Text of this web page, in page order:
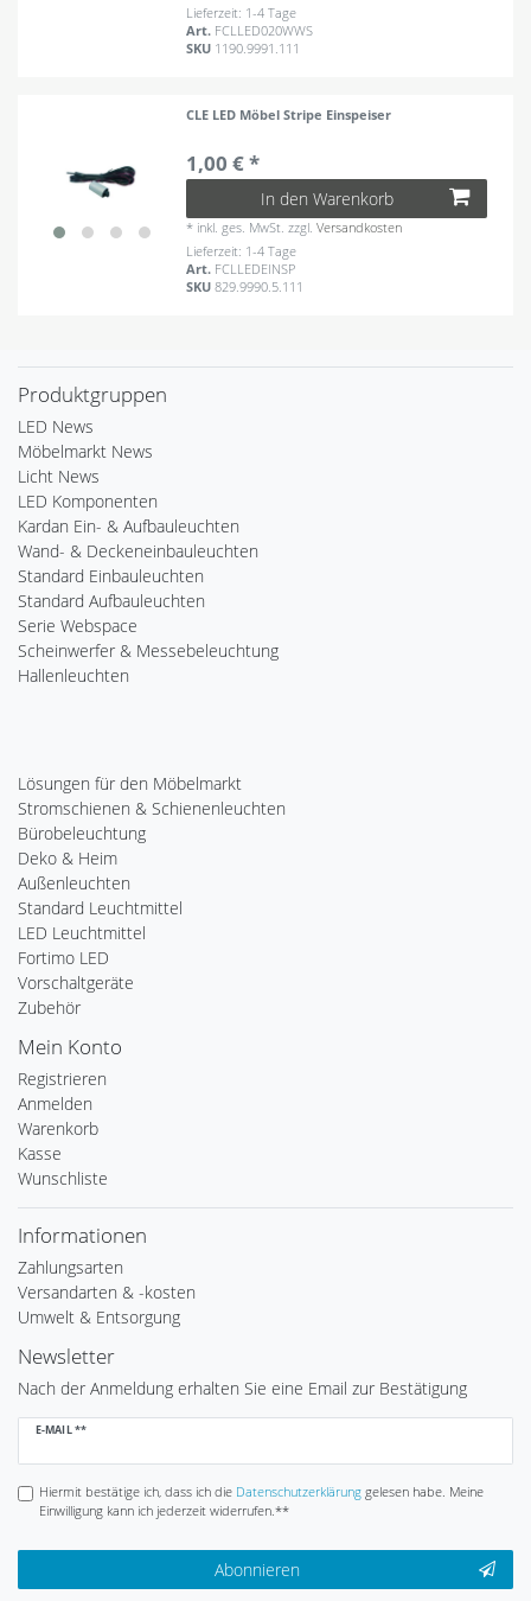
Lieferzeit: 1-4 Tage
Art. FCLLED020WWS
SKU 1190.9991.111
CLE LED Möbel Stripe Einspeiser
1,00 € *
In den Warenkorb
* inkl. ges. MwSt. zzgl.Versandkosten
Lieferzeit: 1-4 Tage
Art. FCLLEDEINSP
SKU829.9990.5.111
Produktgruppen
LED News
Möbelmarkt News
Licht News
LED Komponenten
Kardan Ein- & Aufbauleuchten
Wand- & Deckeneinbauleuchten
Standard Einbauleuchten
Standard Aufbauleuchten
Serie Webspace
Scheinwerfer & Messebeleuchtung
Hallenleuchten
Lösungen für den Möbelmarkt
Stromschienen & Schienenleuchten
Bürobeleuchtung
Deko & Heim
Außenleuchten
Standard Leuchtmittel
LED Leuchtmittel
Fortimo LED
Vorschaltgeräte
Zubehör
Mein Konto
Registrieren
Anmelden
Warenkorb
Kasse
Wunschliste
Informationen
Zahlungsarten
Versandarten & -kosten
Umwelt & Entsorgung
Newsletter
Nach der Anmeldung erhalten Sie eine Email zur Bestätigung
E-MAIL **
Newsletter
Hiermit bestätige ich, dass ich die Daten­schutz­erklärunggelesen habe. Meine
Einwilligung kann ich jederzeit widerrufen.**
Abonnieren